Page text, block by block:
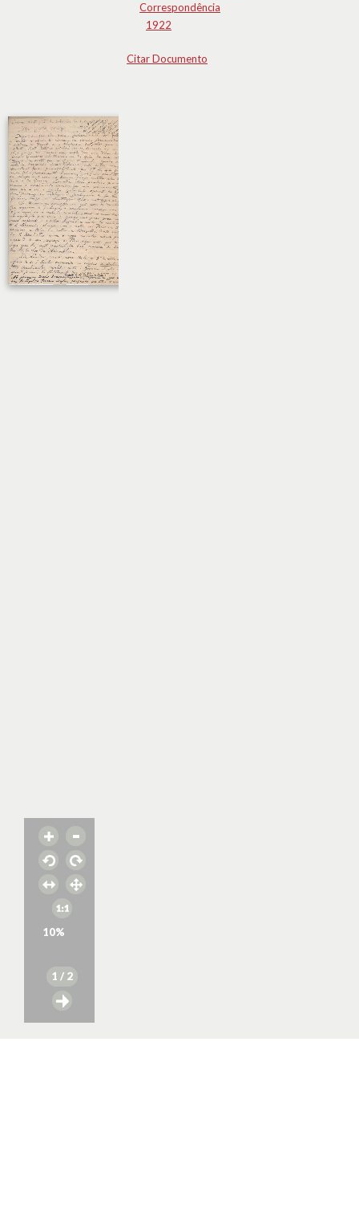
10%
1 / 2
Correspondência
1922
Citar Documento